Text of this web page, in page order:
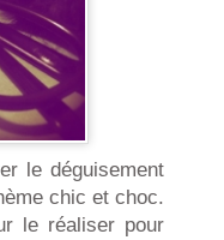
le déguisement
chic et choc.
le réaliser pour